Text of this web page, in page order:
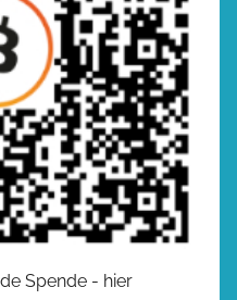
Spende - hier